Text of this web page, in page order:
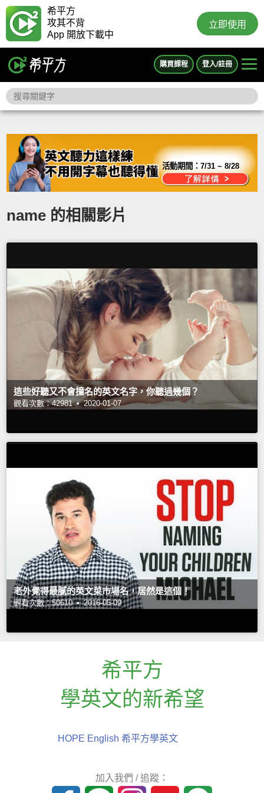
希平方
攻其不背
App 開放下載中
立即使用
購買課程 登入/註冊
活動期間：7/31 ~ 8/28
name 的相關影片
這些好聽又不會撞名的英文名字，你聽過幾個？
觀看次數：42981 • 2020-01-07
老外覺得最膩的英文菜市場名，居然是這個！
觀看次數：50610 • 2016-05-09
希平方
學英文的新希望
HOPE English 希平方學英文
加入我們 / 追蹤：